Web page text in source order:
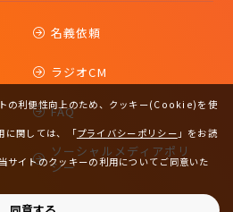
名義依頼
ラジオCM
FAQ
ソーシャルメディアポリ
シー
の利便性向上のため、クッキー(Cookie)を使
関しては、
「プライバシーポリシー 」をお読
サイトのクッキーの利用についてご同意いた